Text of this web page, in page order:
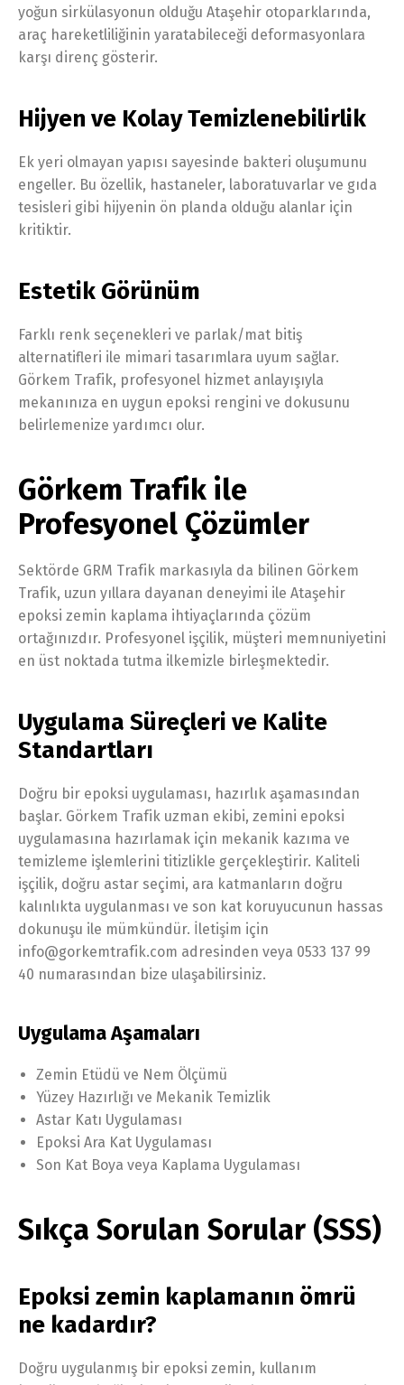
yoğun sirkülasyonun olduğu Ataşehir otoparklarında,
araç hareketliliğinin yaratabileceği deformasyonlara
karşı direnç gösterir.
Hijyen ve Kolay Temizlenebilirlik
Ek yeri olmayan yapısı sayesinde bakteri oluşumunu
engeller. Bu özellik, hastaneler, laboratuvarlar ve gıda
tesisleri gibi hijyenin ön planda olduğu alanlar için
kritiktir.
Estetik Görünüm
Farklı renk seçenekleri ve parlak/mat bitiş
alternatifleri ile mimari tasarımlara uyum sağlar.
Görkem Trafik, profesyonel hizmet anlayışıyla
mekanınıza en uygun epoksi rengini ve dokusunu
belirlemenize yardımcı olur.
Görkem Trafik ile
Profesyonel Çözümler
Sektörde GRM Trafik markasıyla da bilinen Görkem
Trafik, uzun yıllara dayanan deneyimi ile Ataşehir
epoksi zemin kaplama ihtiyaçlarında çözüm
ortağınızdır. Profesyonel işçilik, müşteri memnuniyetini
en üst noktada tutma ilkemizle birleşmektedir.
Uygulama Süreçleri ve Kalite
Standartları
Doğru bir epoksi uygulaması, hazırlık aşamasından
başlar. Görkem Trafik uzman ekibi, zemini epoksi
uygulamasına hazırlamak için mekanik kazıma ve
temizleme işlemlerini titizlikle gerçekleştirir. Kaliteli
işçilik, doğru astar seçimi, ara katmanların doğru
kalınlıkta uygulanması ve son kat koruyucunun hassas
dokunuşu ile mümkündür. İletişim için
info@gorkemtrafik.com adresinden veya 0533 137 99
40 numarasından bize ulaşabilirsiniz.
Uygulama Aşamaları
Zemin Etüdü ve Nem Ölçümü
Yüzey Hazırlığı ve Mekanik Temizlik
Astar Katı Uygulaması
Epoksi Ara Kat Uygulaması
Son Kat Boya veya Kaplama Uygulaması
Sıkça Sorulan Sorular (SSS)
Epoksi zemin kaplamanın ömrü
ne kadardır?
Doğru uygulanmış bir epoksi zemin, kullanım